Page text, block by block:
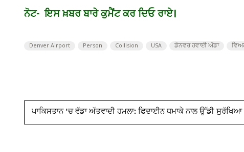
ਨੋਟ- ਇਸ ਖ਼ਬਰ ਬਾਰੇ ਕੁਮੈਂਟ ਕਰ ਦਿਓ ਰਾਏ।
Denver Airport Person Collision USA ਡੇਨਵਰ ਹਵਾਈ ਅੱਡਾ
ਪਾਕਿਸਤਾਨ 'ਚ ਵੱਡਾ ਅੱਤਵਾਦੀ ਹਮਲਾ: ਫਿਦਾਈਨ ਧਮਾਕੇ ਨਾਲ ਉੱਡੀ